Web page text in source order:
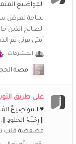
‏وأنّ الوصلَ
رونق الياسمين
يازين هالمكان
(أم *سارة*)
❤️
هدوء الفجر
وحشتَوووووني
♥️
♥️
♥️
المواضيع
ساحة لعرض
الصالح الذين
أمتي قرني ثم
المشرفات:
قصة
على طريق
♥ المَوَاضِيـﻉْ
|| رِحْلَـۃُ الخُلوﮂ ||
فضفضة قلب